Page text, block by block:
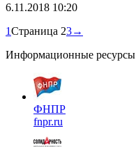
6.11.2018 10:20
1Страница 23→
Информационные ресурсы
ФНПР
fnpr.ru